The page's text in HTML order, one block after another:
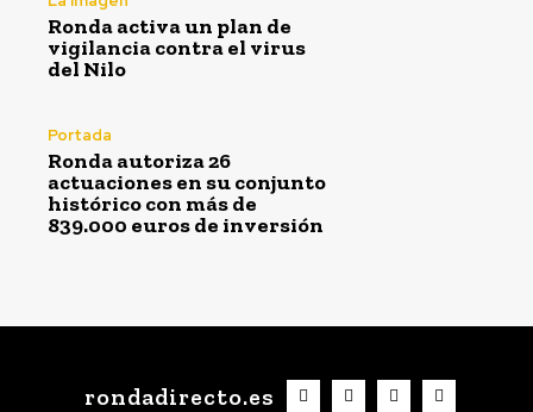
Ronda activa un plan de
vigilancia contra el virus
del Nilo
Portada
Ronda autoriza 26
actuaciones en su conjunto
histórico con más de
839.000 euros de inversión
rondadirecto.es